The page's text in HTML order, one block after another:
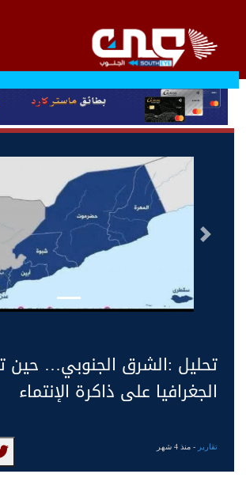
السابق
تحليل :الشرق الجنوبي… حين
الجغرافيا على ذاكرة الإنتماء
تقارير - منذ 4 شهر